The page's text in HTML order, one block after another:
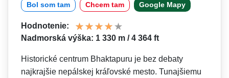
Bol som tam Chcem tam Google Mapy
Hodnotenie:
Nadmorská výška: 1 330 m / 4 364 ft
Historické centrum Bhaktapuru je bez debaty
najkrajšie nepálskej kráľovské mesto. Tunajšiemu